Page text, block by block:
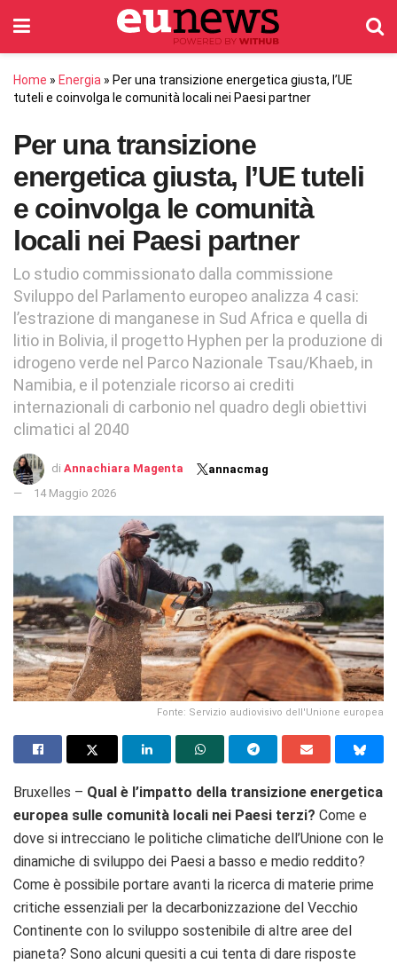
Home » Energia » Per una transizione energetica giusta, l’UE
tuteli e coinvolga le comunità locali nei Paesi partner
Per una transizione
energetica giusta, l’UE tuteli
e coinvolga le comunità
locali nei Paesi partner
Lo studio commissionato dalla commissione
Sviluppo del Parlamento europeo analizza 4 casi:
l’estrazione di manganese in Sud Africa e quella di
litio in Bolivia, il progetto Hyphen per la produzione di
idrogeno verde nel Parco Nazionale Tsau/Khaeb, in
Namibia, e il potenziale ricorso ai crediti
internazionali di carbonio nel quadro degli obiettivi
climatici al 2040
di Annachiara Magenta
annacmag
14 Maggio 2026
Fonte: Servizio audiovisivo dell'Unione europea
Bruxelles – Qual è l’impatto della transizione energetica
europea sulle comunità locali nei Paesi terzi? Come e
dove si intrecciano le politiche climatiche dell’Unione con le
dinamiche di sviluppo dei Paesi a basso e medio reddito?
Come è possibile portare avanti la ricerca di materie prime
critiche essenziali per la decarbonizzazione del Vecchio
Continente con lo sviluppo sostenibile di altre aree del
pianeta? Sono alcuni quesiti a cui tenta di dare risposte